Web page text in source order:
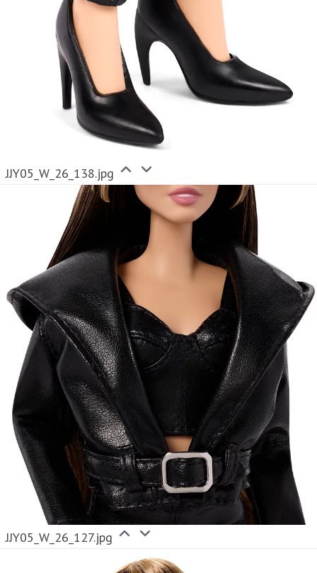
JJY05_W_26_138.jpg
JJY05_W_26_127.jpg